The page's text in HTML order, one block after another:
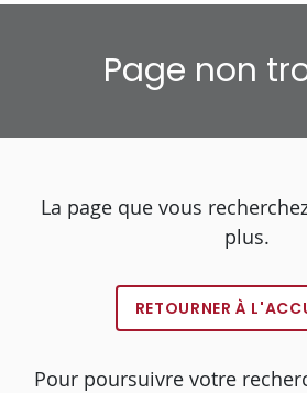
Page non
La page que vous
plus.
RETOURNER À
Pour poursuivre votre